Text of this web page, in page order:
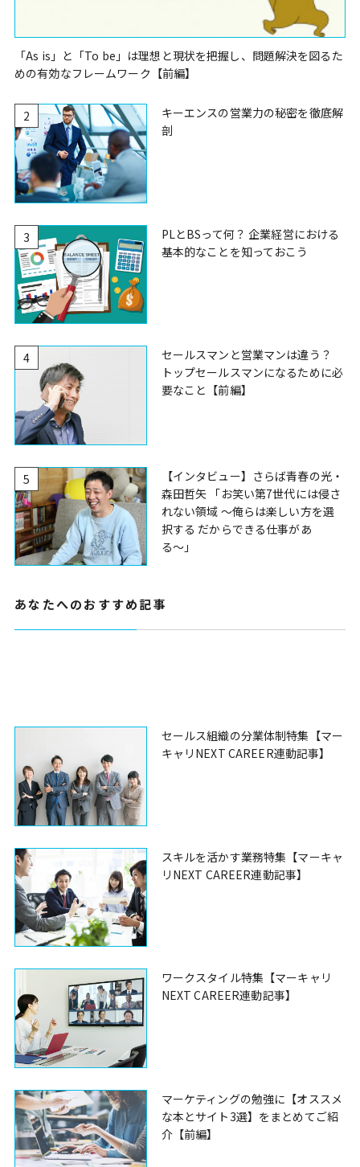
「As is」と「To be」は理想と現状を把握し、問題解決を図るた
めの有効なフレームワーク【前編】
2
キーエンスの営業力の秘密を徹底解
剖
3
PLとBSって何？ 企業経営における
基本的なことを知っておこう
4
セールスマンと営業マンは違う？
トップセールスマンになるために必
要なこと【前編】
5
【インタビュー】さらば青春の光・
森田哲矢 「お笑い第7世代には侵さ
れない領域 〜俺らは楽しい方を選
択する だからできる仕事があ
る〜」
あなたへのおすすめ記事
セールス組織の分業体制特集【マー
キャリNEXT CAREER連動記事】
スキルを活かす業務特集【マーキャ
リNEXT CAREER連動記事】
ワークスタイル特集【マーキャリ
NEXT CAREER連動記事】
マーケティングの勉強に【オススメ
な本とサイト3選】をまとめてご紹
介【前編】